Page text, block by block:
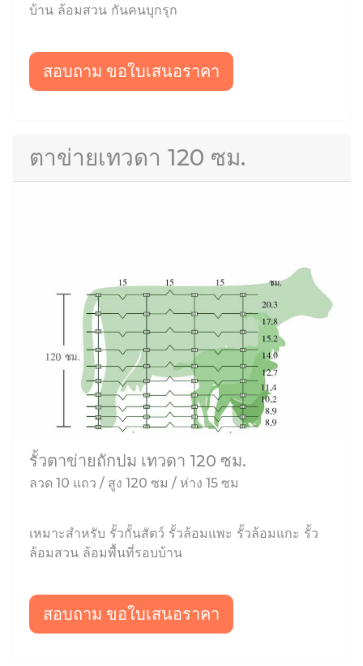
บ้าน ล้อมสวน กันคนบุกรุก
สอบถาม ขอใบเสนอราคา
ตาข่ายเทวดา 120 ซม.
รั้วตาข่ายถักปม เทวดา 120 ซม.
ลวด 10 แถว / สูง 120 ซม / ห่าง 15 ซม
เหมาะสำหรับ รั้วกั้นสัตว์ รั้วล้อมแพะ รั้วล้อมแกะ รั้ว
ล้อมสวน ล้อมพื้นที่รอบบ้าน
สอบถาม ขอใบเสนอราคา